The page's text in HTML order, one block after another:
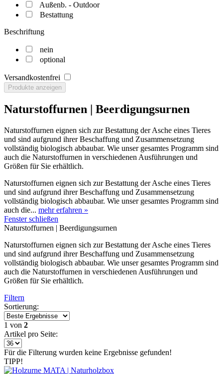
Außenb. - Outdoor
Bestattung
Beschriftung
nein
optional
Versandkostenfrei
Produkte anzeigen
Naturstoffurnen | Beerdigungsurnen
Naturstoffurnen eignen sich zur Bestattung der Asche eines Tieres
und sind aufgrund ihrer Beschaffung und Zusammensetzung
vollständig biologisch abbaubar. Wie unser gesamtes Programm sind
auch die Naturstoffurnen in verschiedenen Ausführungen und
Größen für Sie erhältlich.
Naturstoffurnen eignen sich zur Bestattung der Asche eines Tieres
und sind aufgrund ihrer Beschaffung und Zusammensetzung
vollständig biologisch abbaubar. Wie unser gesamtes Programm sind
auch die... mehr erfahren »
Fenster schließen
Naturstoffurnen | Beerdigungsurnen
Naturstoffurnen eignen sich zur Bestattung der Asche eines Tieres
und sind aufgrund ihrer Beschaffung und Zusammensetzung
vollständig biologisch abbaubar. Wie unser gesamtes Programm sind
auch die Naturstoffurnen in verschiedenen Ausführungen und
Größen für Sie erhältlich.
Filtern
Sortierung:
1 von 2
Artikel pro Seite:
Für die Filterung wurden keine Ergebnisse gefunden!
TIPP!